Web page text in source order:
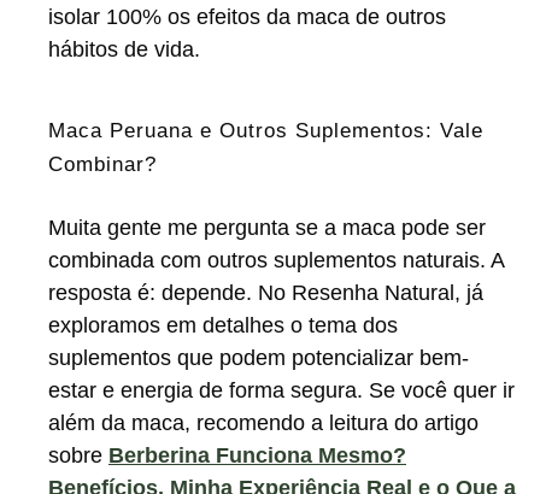
isolar 100% os efeitos da maca de outros
hábitos de vida.
Maca Peruana e Outros Suplementos: Vale
Combinar?
Muita gente me pergunta se a maca pode ser
combinada com outros suplementos naturais. A
resposta é: depende. No Resenha Natural, já
exploramos em detalhes o tema dos
suplementos que podem potencializar bem-
estar e energia de forma segura. Se você quer ir
além da maca, recomendo a leitura do artigo
sobre Berberina Funciona Mesmo?
Benefícios, Minha Experiência Real e o Que a